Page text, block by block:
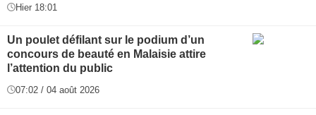
Hier 18:01
Un poulet défilant sur le podium d’un
concours de beauté en Malaisie attire
l’attention du public
07:02 / 04 août 2026